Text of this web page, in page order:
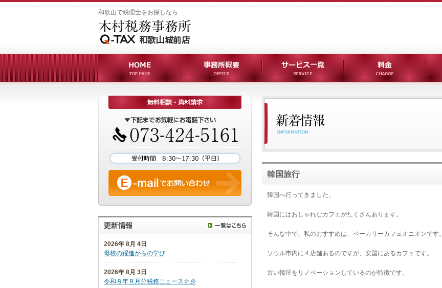
和歌山で税理士をお探しなら
韓国旅行
韓国へ行ってきました。
韓国にはおしゃれなカフェがたくさんあります。
そんな中で、私のおすすめは、ベーカリーカフェオニオンです。
ソウル市内に４店舗あるのですが、安国にあるカフェです。
古い韓屋をリノベーションしているのが特徴です。
2026年 8月 4日
母校の躍進からの学び
2026年 8月 3日
令和８年８月分税務ニュース☆彡